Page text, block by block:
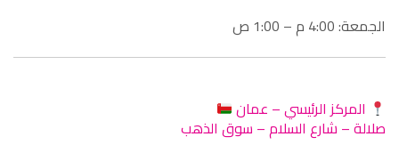
الجمعة: 4:00 م – 1:00 ص
المركز الرئيسي – عمان
صلالة – شارع السلام – سوق الذهب